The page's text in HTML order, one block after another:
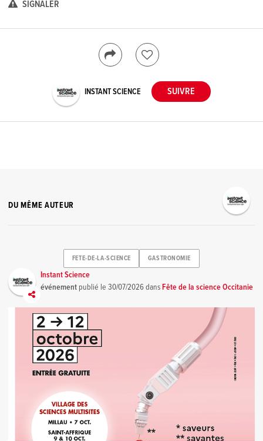
SIGNALER
INSTANT SCIENCE
DU MÊME AUTEUR
FETE-DE-LA-SCIENCE GASTRONOMIE
Instant Science
événement publié le30/07/2026dansFête de la science Occitanie